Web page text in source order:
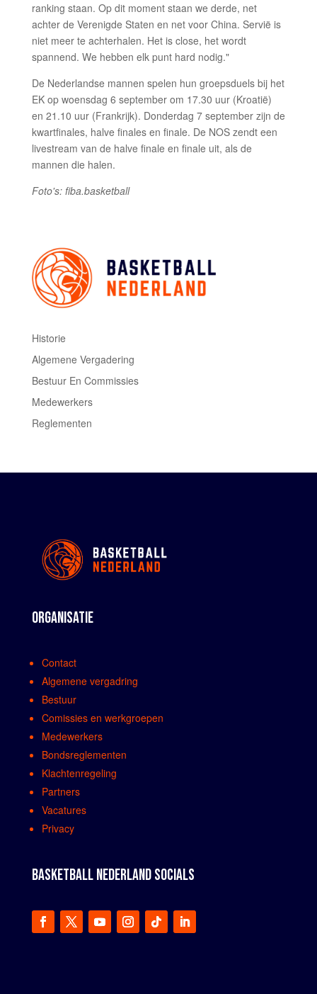
ranking staan. Op dit moment staan we derde, net
achter de Verenigde Staten en net voor China. Servië is
niet meer te achterhalen. Het is close, het wordt
spannend. We hebben elk punt hard nodig."
De Nederlandse mannen spelen hun groepsduels bij het
EK op woensdag 6 september om 17.30 uur (Kroatië)
en 21.10 uur (Frankrijk). Donderdag 7 september zijn de
kwartfinales, halve finales en finale. De NOS zendt een
livestream van de halve finale en finale uit, als de
mannen die halen.
Foto's: fiba.basketball
Historie
Algemene Vergadering
Bestuur En Commissies
Medewerkers
Reglementen
ORGANISATIE
Contact
Algemene vergadring
Bestuur
Comissies en werkgroepen
Medewerkers
Bondsreglementen
Klachtenregeling
Partners
Vacatures
Privacy
BASKETBALL NEDERLAND SOCIALS